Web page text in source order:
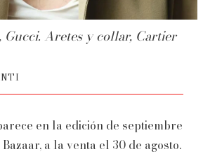
Aretes y collar, Cartier
en la edición de septiembre
a la venta el 30 de agosto.